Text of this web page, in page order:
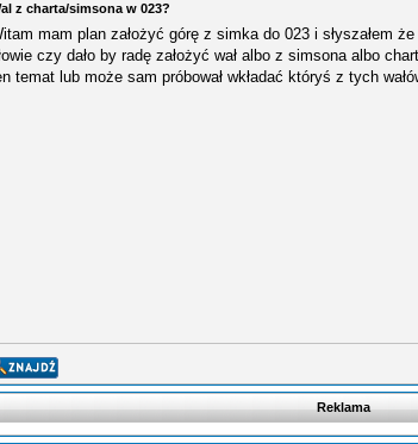
z charta/simsona w 023?
mam plan założyć górę z simka do 023 i słyszałem
czy dało by radę założyć wał albo z simsona albo
temat lub może sam próbował wkładać któryś z tych
Reklama